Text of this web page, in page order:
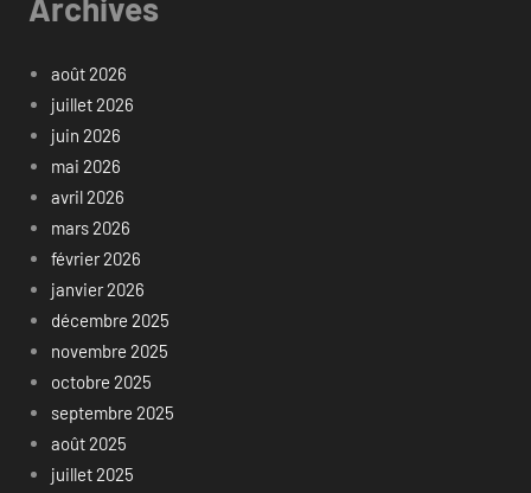
août 2026
juillet 2026
juin 2026
mai 2026
avril 2026
mars 2026
février 2026
janvier 2026
décembre 2025
novembre 2025
octobre 2025
septembre 2025
août 2025
juillet 2025